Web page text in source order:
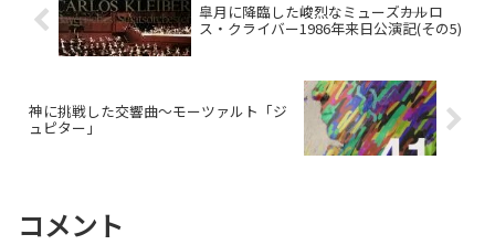
皐月に降臨した峻烈なミューズ――カルロ
ス・クライバー1986年来日公演記(その5)
神に挑戦した交響曲〜モーツァルト「ジ
ュピター」
コメント